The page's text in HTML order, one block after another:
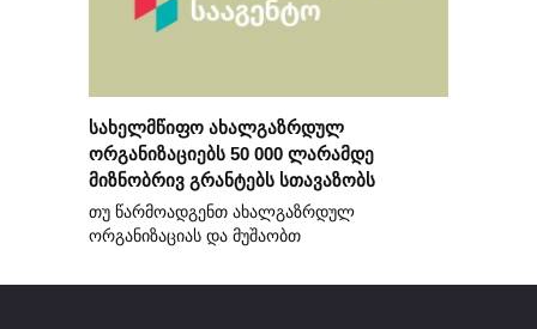
სახელმწიფო ახალგაზრდულ
ორგანიზაციებს 50 000 ლარამდე
მიზნობრივ გრანტებს სთავაზობს
თუ წარმოადგენთ ახალგაზრდულ
ორგანიზაციას და მუშაობთ